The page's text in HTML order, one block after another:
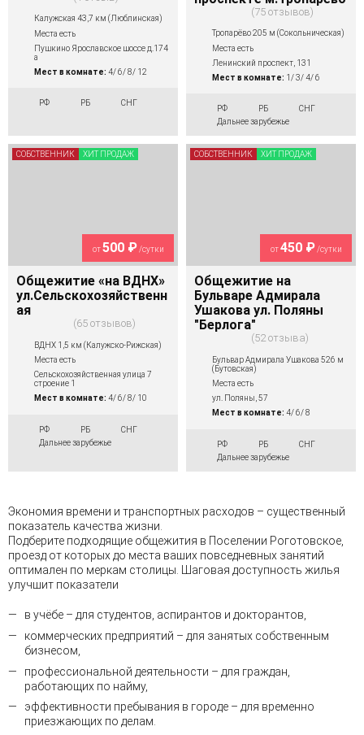
Калужская 43,7 км (Люблинская)
Места есть
Пушкино Ярославское шоссе д.174
а
Мест в комнате: 4/ 6/ 8/ 12
РФ РБ СНГ
75 отзывов
Тропарёво 205 м (Сокольническая)
Места есть
Ленинский проспект, 131
Мест в комнате: 1/ 3/ 4/ 6
РФ РБ
СНГ
Дальнее зарубежье
от500 ₽/сутки
Общежитие «на ВДНХ»
ул.Сельскохозяйственн
ая
65 отзывов
ВДНХ 1,5 км (Калужско-Рижская)
Места есть
Сельскохозяйственная улица 7
строение 1
Мест в комнате: 4/ 6/ 8/ 10
РФ РБ
СНГ
Дальнее зарубежье
СОБСТВЕННИК ХИТ ПРОДАЖ
от450 ₽/сутки
Общежитие на
Бульваре Адмирала
Ушакова ул. Поляны
"Берлога"
52 отзыва
Бульвар Адмирала Ушакова 526 м
(Бутовская)
Места есть
ул. Поляны, 57
Мест в комнате: 4/ 6/ 8
РФ РБ
СНГ
Дальнее зарубежье
СОБСТВЕННИК ХИТ ПРОДАЖ
Экономия времени и транспортных расходов – существенный
показатель качества жизни.
Подберите подходящие общежития в Поселении Роготовское,
проезд от которых до места ваших повседневных занятий
оптимален по меркам столицы. Шаговая доступность жилья
улучшит показатели
в учёбе – для студентов, аспирантов и докторантов,
коммерческих предприятий – для занятых собственным
бизнесом,
профессиональной деятельности – для граждан,
работающих по найму,
эффективности пребывания в городе – для временно
приезжающих по делам.